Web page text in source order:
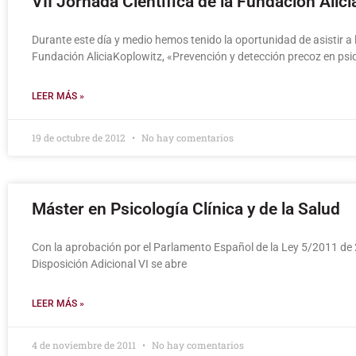
Durante este día y medio hemos tenido la oportunidad de asistir
Fundación AliciaKoplowitz, «Prevención y detección precoz en
LEER MÁS »
19 de octubre de 2012 No hay comentarios
Máster en Psicología Clínica y de la Salud
Con la aprobación por el Parlamento Español de la Ley 5/2011
Disposición Adicional VI se abre
LEER MÁS »
4 de noviembre de 2011 No hay comentarios